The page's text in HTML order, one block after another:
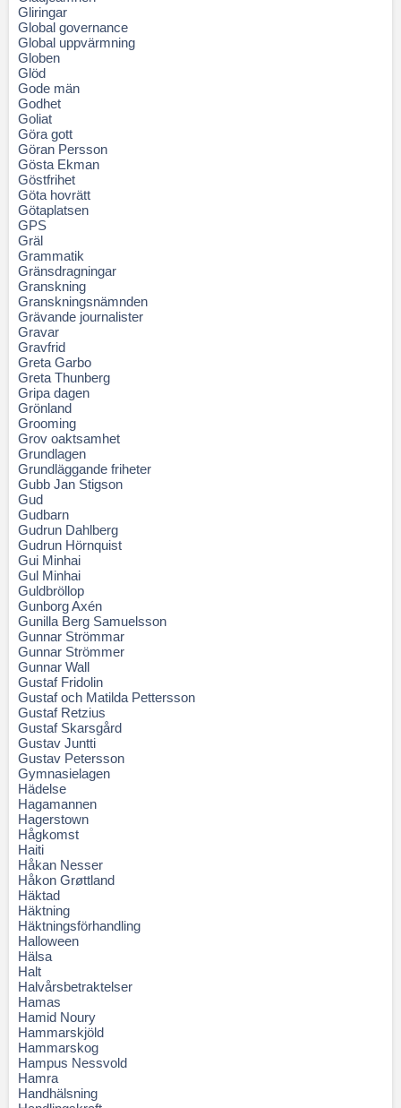
Gliringar
Global governance
Global uppvärmning
Globen
Glöd
Gode män
Godhet
Goliat
Göra gott
Göran Persson
Gösta Ekman
Göstfrihet
Göta hovrätt
Götaplatsen
GPS
Gräl
Grammatik
Gränsdragningar
Granskning
Granskningsnämnden
Grävande journalister
Gravar
Gravfrid
Greta Garbo
Greta Thunberg
Gripa dagen
Grönland
Grooming
Grov oaktsamhet
Grundlagen
Grundläggande friheter
Gubb Jan Stigson
Gud
Gudbarn
Gudrun Dahlberg
Gudrun Hörnquist
Gui Minhai
Gul Minhai
Guldbröllop
Gunborg Axén
Gunilla Berg Samuelsson
Gunnar Strömmar
Gunnar Strömmer
Gunnar Wall
Gustaf Fridolin
Gustaf och Matilda Pettersson
Gustaf Retzius
Gustaf Skarsgård
Gustav Juntti
Gustav Petersson
Gymnasielagen
Hädelse
Hagamannen
Hagerstown
Hågkomst
Haiti
Håkan Nesser
Håkon Grøttland
Häktad
Häktning
Häktningsförhandling
Halloween
Hälsa
Halt
Halvårsbetraktelser
Hamas
Hamid Noury
Hammarskjöld
Hammarskog
Hampus Nessvold
Hamra
Handhälsning